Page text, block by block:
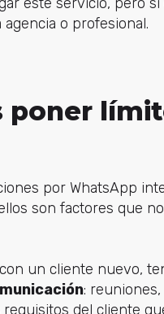
o profesional.
poner
por WhatsApp
son factores que
un cliente nuevo,
:
del cliente